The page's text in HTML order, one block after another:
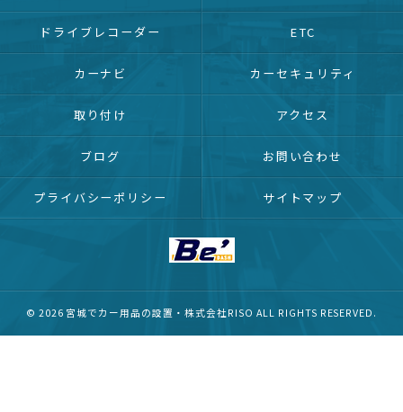
ドライブレコーダー ETC
カーナビ カーセキュリティ
取り付け アクセス
ブログ お問い合わせ
プライバシーポリシー サイトマップ
© 2026 宮城でカー用品の設置・株式会社RISO ALL RIGHTS RESERVED.